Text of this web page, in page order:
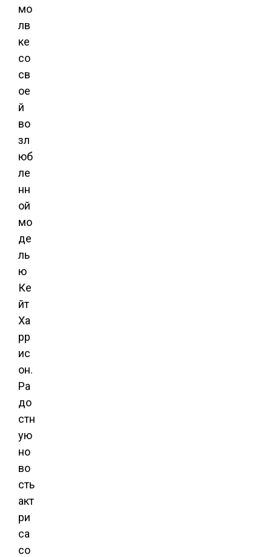
мо
лв
ке
со
св
ое
й
во
зл
юб
ле
нн
ой
мо
де
ль
ю
Ке
йт
Ха
рр
ис
он.
Ра
до
стн
ую
но
во
сть
акт
ри
са
со